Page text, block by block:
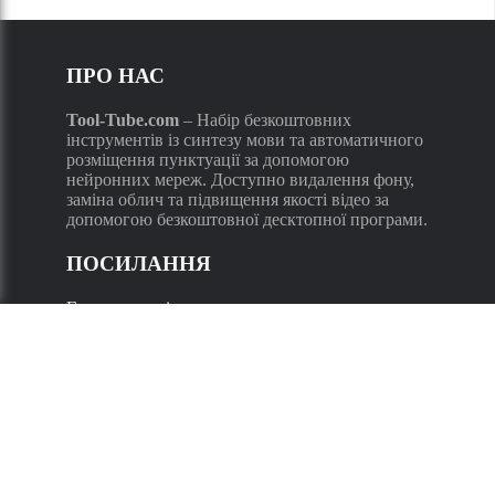
ПРО НАС
Tool-Tube.com – Набір безкоштовних
інструментів із синтезу мови та автоматичного
розміщення пунктуації за допомогою
нейронних мереж. Доступно видалення фону,
заміна облич та підвищення якості відео за
допомогою безкоштовної десктопної програми.
ПОСИЛАННЯ
Головна сторінка